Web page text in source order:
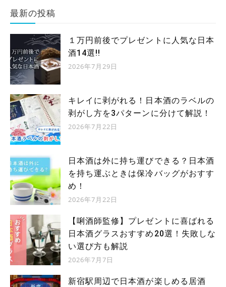
最新の投稿
１万円前後でプレゼントに人気な日本
酒14選!!
2026年7月29日
キレイに剥がれる！日本酒のラベルの
剥がし方を3パターンに分けて解説！
2026年7月22日
日本酒は外に持ち運びできる？日本酒
を持ち運ぶときは保冷バッグがおすす
め！
2026年7月22日
【唎酒師監修】プレゼントに喜ばれる
日本酒グラスおすすめ20選！失敗しな
い選び方も解説
2026年7月7日
新宿駅周辺で日本酒が楽しめる居酒